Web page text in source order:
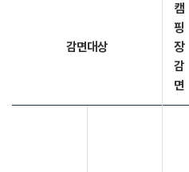
감면대상
캠
핑
장
감
면